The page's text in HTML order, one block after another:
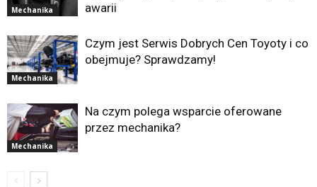
Mechanika
awarii
Mechanika
Czym jest Serwis Dobrych Cen Toyoty i co
obejmuje? Sprawdzamy!
Mechanika
Na czym polega wsparcie oferowane
przez mechanika?